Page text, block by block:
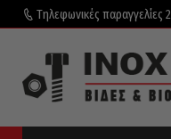
Τηλεφωνικές παραγγελίες